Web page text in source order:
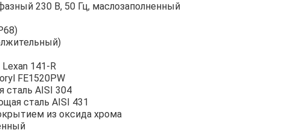
230 В, 50 Гц, маслозаполненный
Lexan 141-R
FE1520PW
AISI 304
сталь AISI 431
из оксида хрома